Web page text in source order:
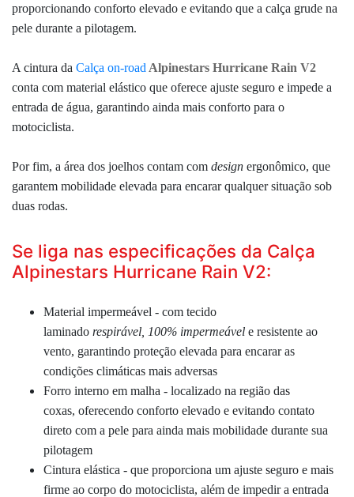
proporcionando conforto elevado e evitando que a calça grude na
pele durante a pilotagem.
A cintura da Calça on-road Alpinestars Hurricane Rain V2
conta com material elástico que oferece ajuste seguro e impede a
entrada de água, garantindo ainda mais conforto para o
motociclista.
Por fim, a área dos joelhos contam com design ergonômico, que
garantem mobilidade elevada para encarar qualquer situação sob
duas rodas.
Se liga nas especificações da Calça
Alpinestars Hurricane Rain V2:
Material impermeável - com tecido
laminado respirável, 100% impermeável e resistente ao
vento, garantindo proteção elevada para encarar as
condições climáticas mais adversas
Forro interno em malha - localizado na região das
coxas, oferecendo conforto elevado e evitando contato
direto com a pele para ainda mais mobilidade durante sua
pilotagem
Cintura elástica - que proporciona um ajuste seguro e mais
firme ao corpo do motociclista, além de impedir a entrada